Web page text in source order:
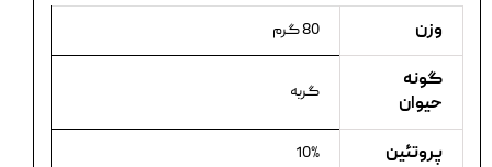
وزن 80 گرم
گونه
حیوان
گربه
پروتئین 10%